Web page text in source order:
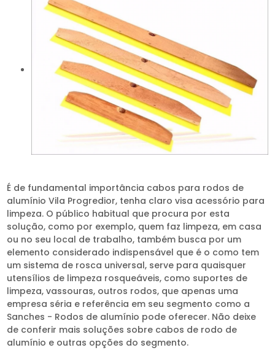
É de fundamental importância cabos para rodos de
alumínio Vila Progredior, tenha claro visa acessório para
limpeza. O público habitual que procura por esta
solução, como por exemplo, quem faz limpeza, em casa
ou no seu local de trabalho, também busca por um
elemento considerado indispensável que é o como tem
um sistema de rosca universal, serve para quaisquer
utensílios de limpeza rosqueáveis, como suportes de
limpeza, vassouras, outros rodos, que apenas uma
empresa séria e referência em seu segmento como a
Sanches - Rodos de alumínio pode oferecer. Não deixe
de conferir mais soluções sobre cabos de rodo de
alumínio e outras opções do segmento.